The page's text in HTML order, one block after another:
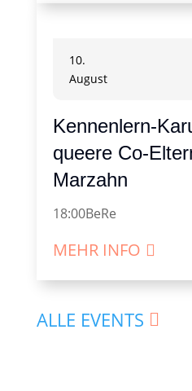
10.
August
Kennenlern-
queere Co-
Marzahn
18:00BeRe
MEHR INFO
ALLE EVENTS